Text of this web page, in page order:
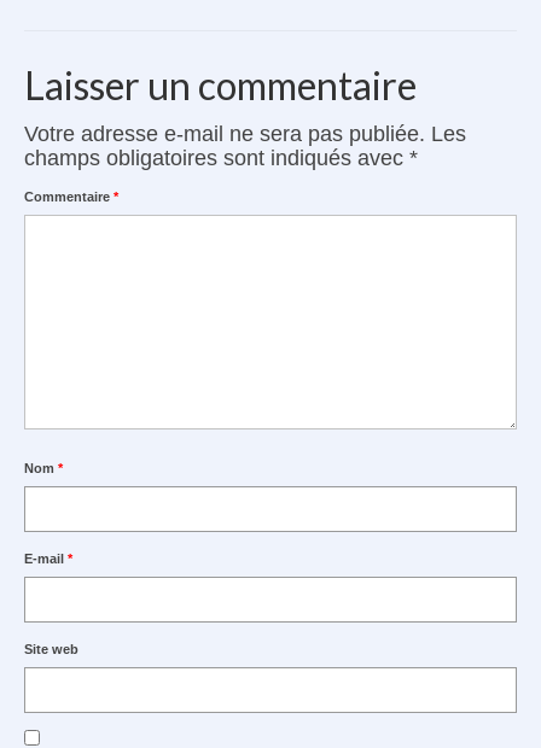
Véhicules compatibles
Accessoires Kayak
Laisser un commentaire
Votre adresse e-mail ne sera pas publiée. Les
champs obligatoires sont indiqués avec *
Commentaire *
Nom *
E-mail *
Site web